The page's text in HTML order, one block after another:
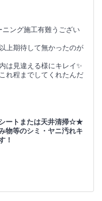
ング施工有難うござい
上期待して無かったのが
は見違える様にキレイ✨
れ程までしてくれたんだ
ートまたは天井清掃☆★
物等のシミ・ヤニ汚れキ
！